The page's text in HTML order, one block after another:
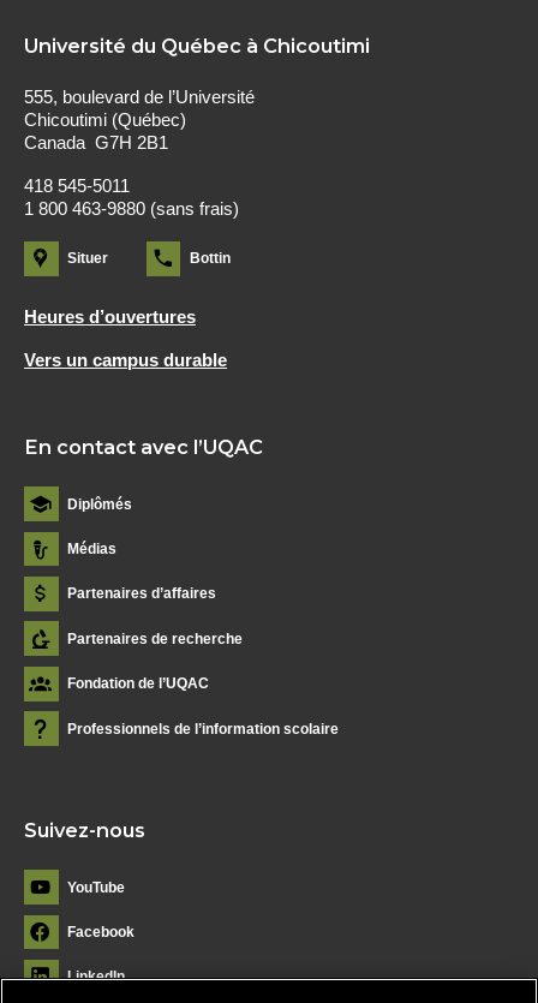
Université du Québec à Chicoutimi
555, boulevard de l’Université
Chicoutimi (Québec)
Canada G7H 2B1
418 545-5011
1 800 463-9880 (sans frais)
Situer Bottin
Heures d’ouvertures
Vers un campus durable
En contact avec l’UQAC
Diplômés
Médias
Partenaires d’affaires
Partenaires de recherche
Fondation de l’UQAC
Professionnels de l’information scolaire
Suivez-nous
YouTube
Facebook
LinkedIn